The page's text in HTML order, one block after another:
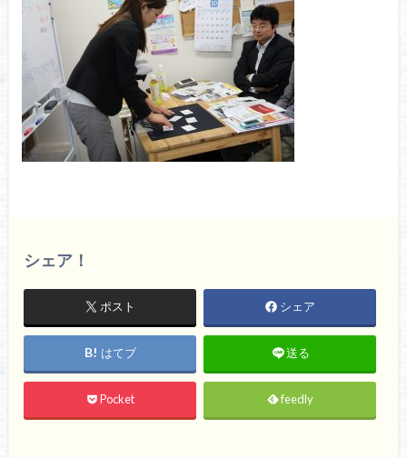
シェア！
ポスト シェア
はてブ 送る
Pocket feedly